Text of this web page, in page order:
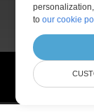
©
toour cookie